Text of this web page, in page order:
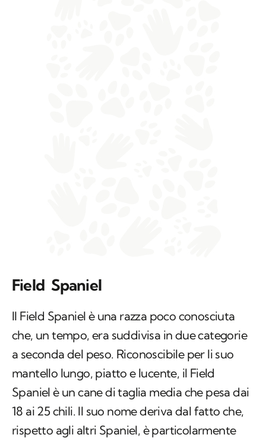
Field Spaniel
Il Field Spaniel è una razza poco conosciuta
che, un tempo, era suddivisa in due categorie
a seconda del peso. Riconoscibile per li suo
mantello lungo, piatto e lucente, il Field
Spaniel è un cane di taglia media che pesa dai
18 ai 25 chili. Il suo nome deriva dal fatto che,
rispetto agli altri Spaniel, è particolarmente